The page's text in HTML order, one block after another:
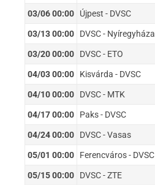
03/06 00:00 Újpest - DVSC
03/13 00:00 DVSC - Nyíregyháza
03/20 00:00 DVSC - ETO
04/03 00:00 Kisvárda - DVSC
04/10 00:00 DVSC - MTK
04/17 00:00 Paks - DVSC
04/24 00:00 DVSC - Vasas
05/01 00:00 Ferencváros - DVSC
05/15 00:00 DVSC - ZTE